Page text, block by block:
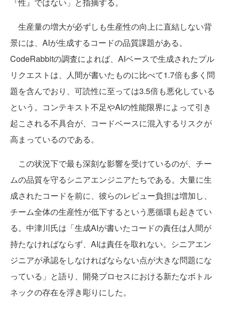
生産量の増大が必ずしも生産性の向上に直結しない背
景には、AIが生成するコードの品質課題がある。
CodeRabbitの調査によれば、AIベースで生成されたプル
リクエストは、人間が書いたものに比べて1.7倍も多く問
題を含んでおり、可読性に至っては3.5倍も悪化している
という。コンテキスト不足やAIの性能限界によって引き
起こされる不具合が、コードベースに混入するリスクが
高まっているのである。
この状況下で最も深刻な影響を受けているのが、チー
ムの品質を守るシニアエンジニアたちである。大量に生
成されたコードを前に、彼らのレビュー負担は増加し、
チーム全体の生産性が低下するという悪循環も起きてい
る。中津川氏は「生成AIが書いたコードの責任は人間が
持たなければならず、AIは責任を取れない。シニアエン
ジニアが承認をしなければならない点が大きな問題にな
っている」と語り、開発プロセスにおける新たなボトル
ネックの存在を浮き彫りにした。